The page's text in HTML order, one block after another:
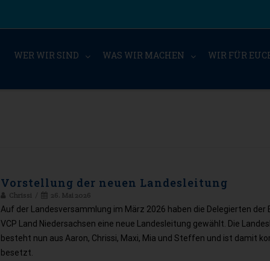
WER WIR SIND WAS WIR MACHEN WIR FÜR
Vorstellung der neuen Landesleitung
Chrissi 26. Mai 2026
Auf der Landesversammlung im März 2026 haben die Delegierten der
VCP Land Niedersachsen eine neue Landesleitung gewählt. Die
besteht nun aus Aaron, Chrissi, Maxi, Mia und Steffen und ist damit
besetzt.